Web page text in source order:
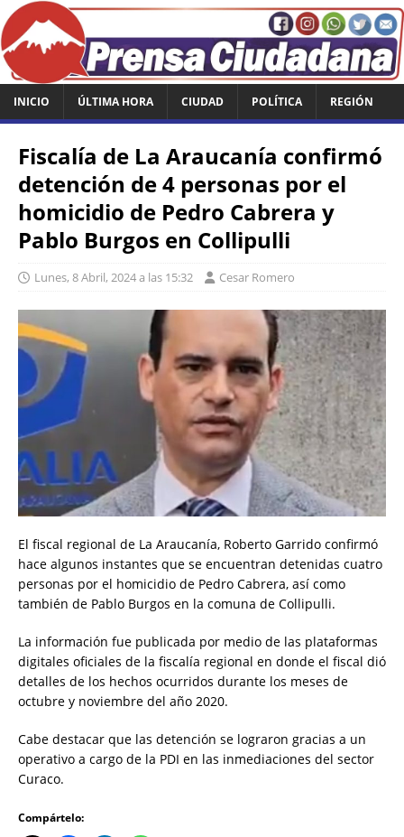
INICIO ÚLTIMA HORA CIUDAD POLÍTICA REGIÓN
Fiscalía de La Araucanía confirmó
detención de 4 personas por el
homicidio de Pedro Cabrera y
Pablo Burgos en Collipulli
Lunes, 8 Abril, 2024 a las 15:32 Cesar Romero
El fiscal regional de La Araucanía, Roberto Garrido confirmó
hace algunos instantes que se encuentran detenidas cuatro
personas por el homicidio de Pedro Cabrera, así como
también de Pablo Burgos en la comuna de Collipulli.
La información fue publicada por medio de las plataformas
digitales oficiales de la fiscalía regional en donde el fiscal dió
detalles de los hechos ocurridos durante los meses de
octubre y noviembre del año 2020.
Cabe destacar que las detención se lograron gracias a un
operativo a cargo de la PDI en las inmediaciones del sector
Curaco.
Compártelo: